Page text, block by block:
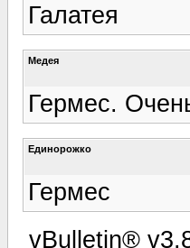
Галатея
Медея
Гермес.
Единорожко
Гермес
vBulletin®